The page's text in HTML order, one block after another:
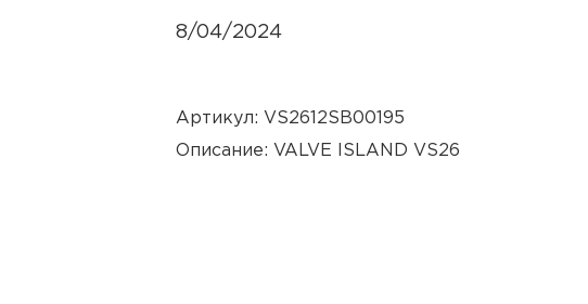
8/04/2024
Артикул: VS2612SB00195
Описание: VALVE ISLAND VS26